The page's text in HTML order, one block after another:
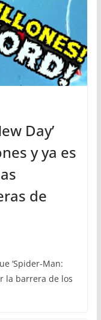
Day’
y ya es
de
‘Spider-Man:
la barrera de los